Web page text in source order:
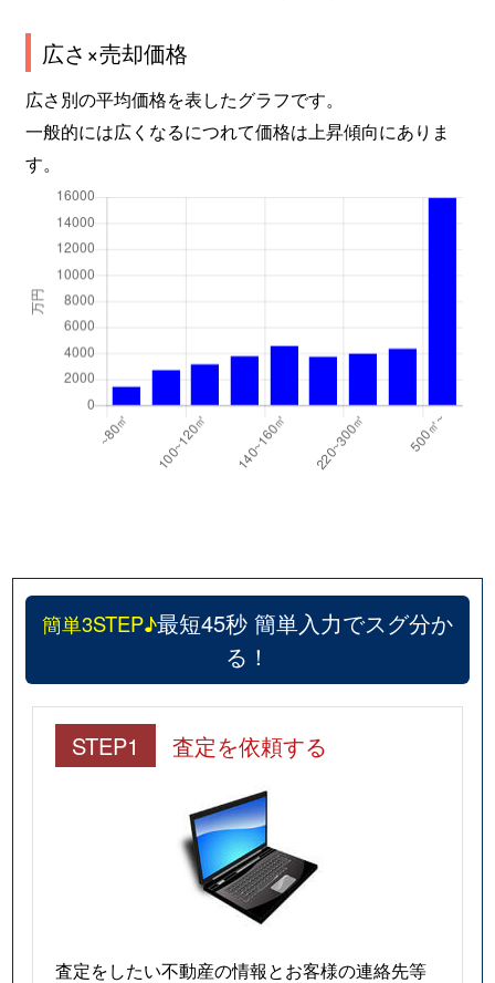
広さ×売却価格
広さ別の平均価格を表したグラフです。
一般的には広くなるにつれて価格は上昇傾向にありま
す。
簡単3STEP♪最短45秒 簡単入力でスグ分か
る！
STEP1 査定を依頼する
査定をしたい不動産の情報とお客様の連絡先等